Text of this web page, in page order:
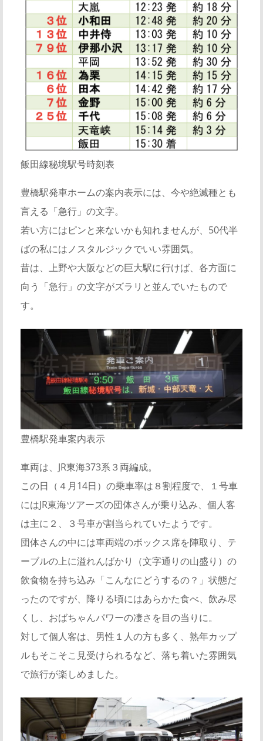
飯田線秘境駅号時刻表
豊橋駅発車ホームの案内表示には、今や絶滅種とも
言える「急行」の文字。
若い方にはピンと来ないかも知れませんが、50代半
ばの私にはノスタルジックでいい雰囲気。
昔は、上野や大阪などの巨大駅に行けば、各方面に
向う「急行」の文字がズラリと並んでいたもので
す。
豊橋駅発車案内表示
車両は、JR東海373系３両編成。
この日（４月14日）の乗車率は８割程度で、１号車
にはJR東海ツアーズの団体さんが乗り込み、個人客
は主に２、３号車が割当られていたようです。
団体さんの中には車両端のボックス席を陣取り、テ
ーブルの上に溢れんばかり（文字通りの山盛り）の
飲食物を持ち込み「こんなにどうするの？」状態だ
ったのですが、降りる頃にはあらかた食べ、飲み尽
くし、おばちゃんパワーの凄さを目の当りに。
対して個人客は、男性１人の方も多く、熟年カップ
ルもそこそこ見受けられるなど、落ち着いた雰囲気
で旅行が楽しめました。